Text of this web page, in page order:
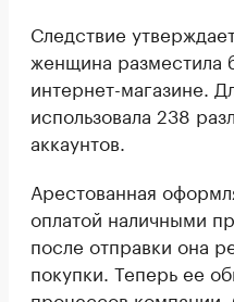
Следствие
женщина разместила
интернет-магазине.
использовала 238
аккаунтов.
Арестованная
оплатой наличными
после отправки она
покупки. Теперь ее